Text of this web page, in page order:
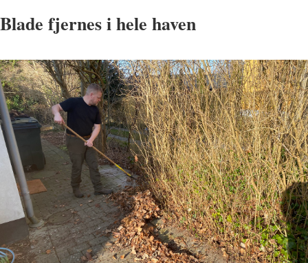
Blade fjernes i hele haven